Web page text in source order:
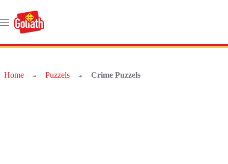
de
inhoud
Home ➜ Puzzels ➜ Crime Puzzels